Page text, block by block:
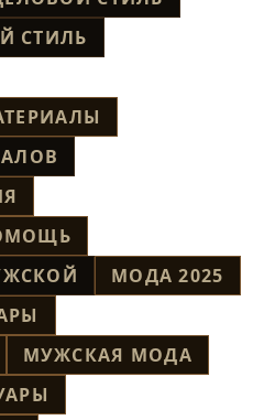
СТИЛЬ
МОДА 2025
МУЖСКАЯ МОДА